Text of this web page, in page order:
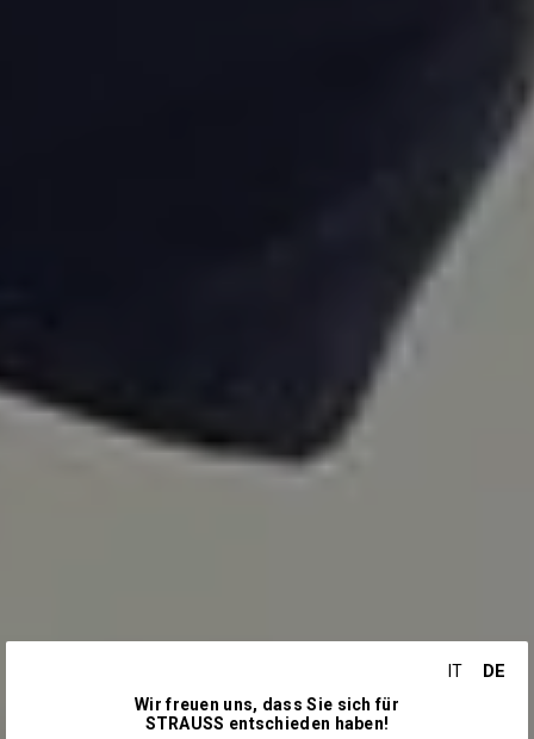
IT DE
Wir freuen uns, dass Sie sich für
STRAUSS entschieden haben!